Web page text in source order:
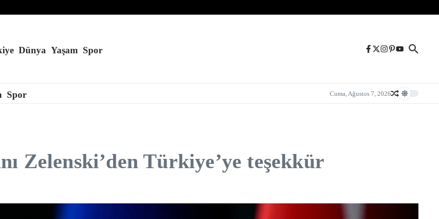
Dünya Yaşam Spor
Spor Cuma, Ağustos 7, 2026
Zelenski’den Türkiye’ye teşekkür